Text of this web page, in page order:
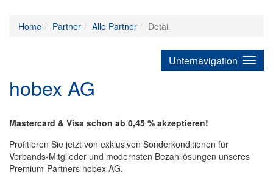
Home Partner Alle Partner Detail
Unternavigation
hobex AG
Mastercard & Visa schon ab 0,45 % akzeptieren!
Profitieren Sie jetzt von exklusiven Sonderkonditionen für
Verbands-Mitglieder und modernsten Bezahllösungen unseres
Premium-Partners hobex AG.